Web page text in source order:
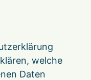
welche
Daten